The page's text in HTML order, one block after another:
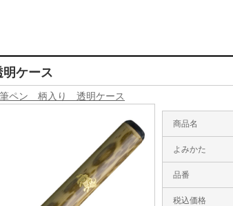
ケース
筆ペン 柄入り 透明ケース
商品名
よみかた
品番
税込価格